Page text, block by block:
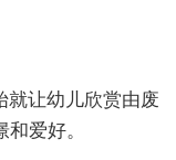
就让幼儿欣赏由废
爱好。